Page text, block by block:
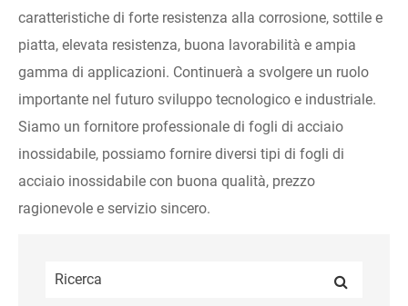
caratteristiche di forte resistenza alla corrosione, sottile e
piatta, elevata resistenza, buona lavorabilità e ampia
gamma di applicazioni. Continuerà a svolgere un ruolo
importante nel futuro sviluppo tecnologico e industriale.
Siamo un fornitore professionale di fogli di acciaio
inossidabile, possiamo fornire diversi tipi di fogli di
acciaio inossidabile con buona qualità, prezzo
ragionevole e servizio sincero.